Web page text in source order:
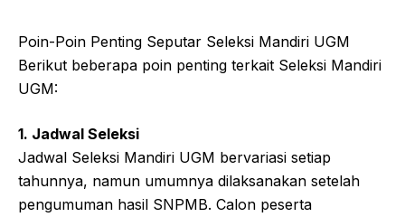
Poin-Poin Penting Seputar Seleksi Mandiri UGM
Berikut beberapa poin penting terkait Seleksi Mandiri
UGM:
1. Jadwal Seleksi
Jadwal Seleksi Mandiri UGM bervariasi setiap
tahunnya, namun umumnya dilaksanakan setelah
pengumuman hasil SNPMB. Calon peserta